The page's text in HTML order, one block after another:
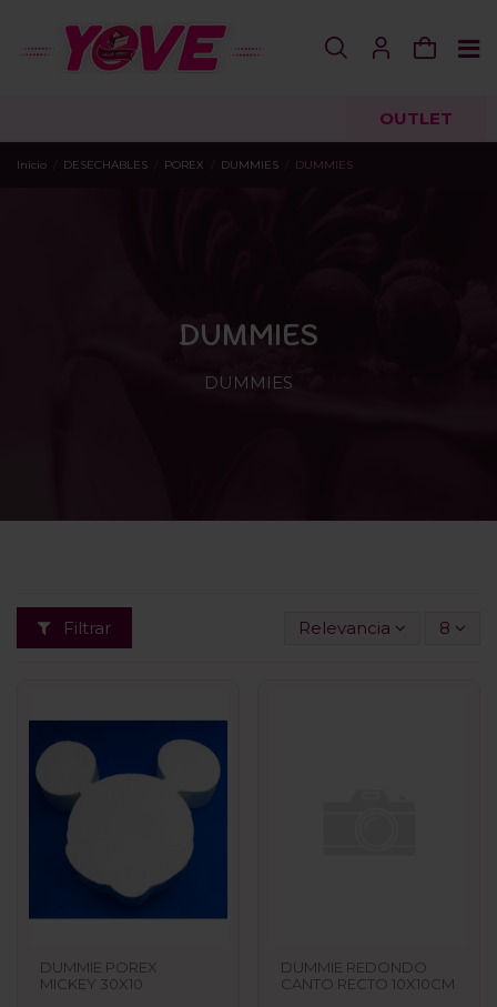
OUTLET
Inicio DESECHABLES POREX DUMMIES DUMMIES
DUMMIES
DUMMIES
Filtrar Relevancia 8
DUMMIE POREX
MICKEY 30X10
DUMMIE REDONDO
CANTO RECTO 10X10CM